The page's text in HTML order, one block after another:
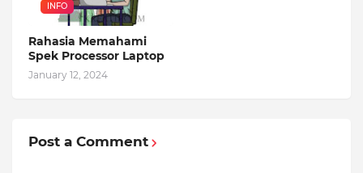
INFO
Rahasia Memahami
Spek Processor Laptop
January 12, 2024
Post a Comment